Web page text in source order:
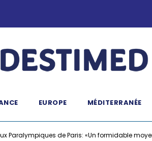
EUROPE MÉDITERRANÉE
Paralympiques de Paris: «Un formidable